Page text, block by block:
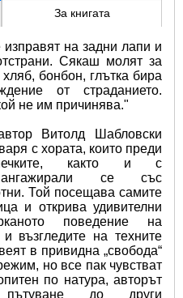
За книгата
изправят на задни лапи и
Сякаш молят за
бонбон, глътка бира
от страданието.
не им причинява."
Витолд Шабловски
с хората, които преди
както и с
ангажирали се със
Той посещава самите
и открива удивителни
поведение на
възгледите на техните
в привидна „свобода“
но все пак чувстват
по натура, авторът
пътуване до други